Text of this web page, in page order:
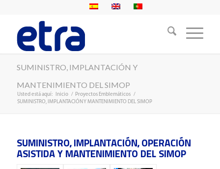
SUMINISTRO, IMPLANTACIÓN Y
MANTENIMIENTO DEL SIMOP
Usted está aquí: Inicio / Proyectos Emblemáticos /
SUMINISTRO, IMPLANTACIÓN Y MANTENIMIENTO DEL SIMOP
SUMINISTRO, IMPLANTACIÓN, OPERACIÓN
ASISTIDA Y MANTENIMIENTO DEL SIMOP